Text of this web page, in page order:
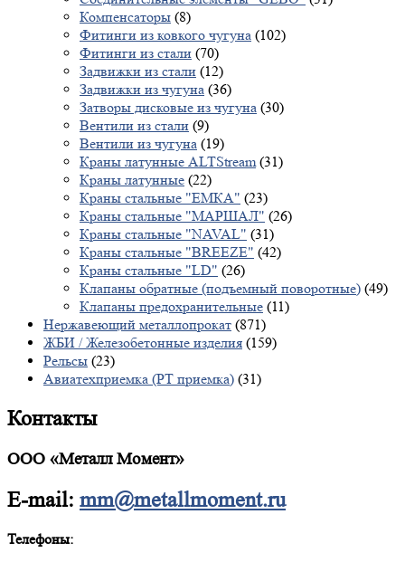
Компенсаторы (8)
Фитинги из ковкого чугуна (102)
Фитинги из стали (70)
Задвижки из стали (12)
Задвижки из чугуна (36)
Затворы дисковые из чугуна (30)
Вентили из стали (9)
Вентили из чугуна (19)
Краны латунные ALTStream (31)
Краны латунные (22)
Краны стальные "ЕМКА" (23)
Краны стальные "МАРШАЛ" (26)
Краны стальные "NAVAL" (31)
Краны стальные "BREEZE" (42)
Краны стальные "LD" (26)
Клапаны обратные (подъемный поворотные) (49)
Клапаны предохранительные (11)
Нержавеющий металлопрокат (871)
ЖБИ / Железобетонные изделия (159)
Рельсы (23)
Авиатехприемка (РТ приемка) (31)
Контакты
ООО «Металл Момент»
E-mail: mm@metallmoment.ru
Телефоны: